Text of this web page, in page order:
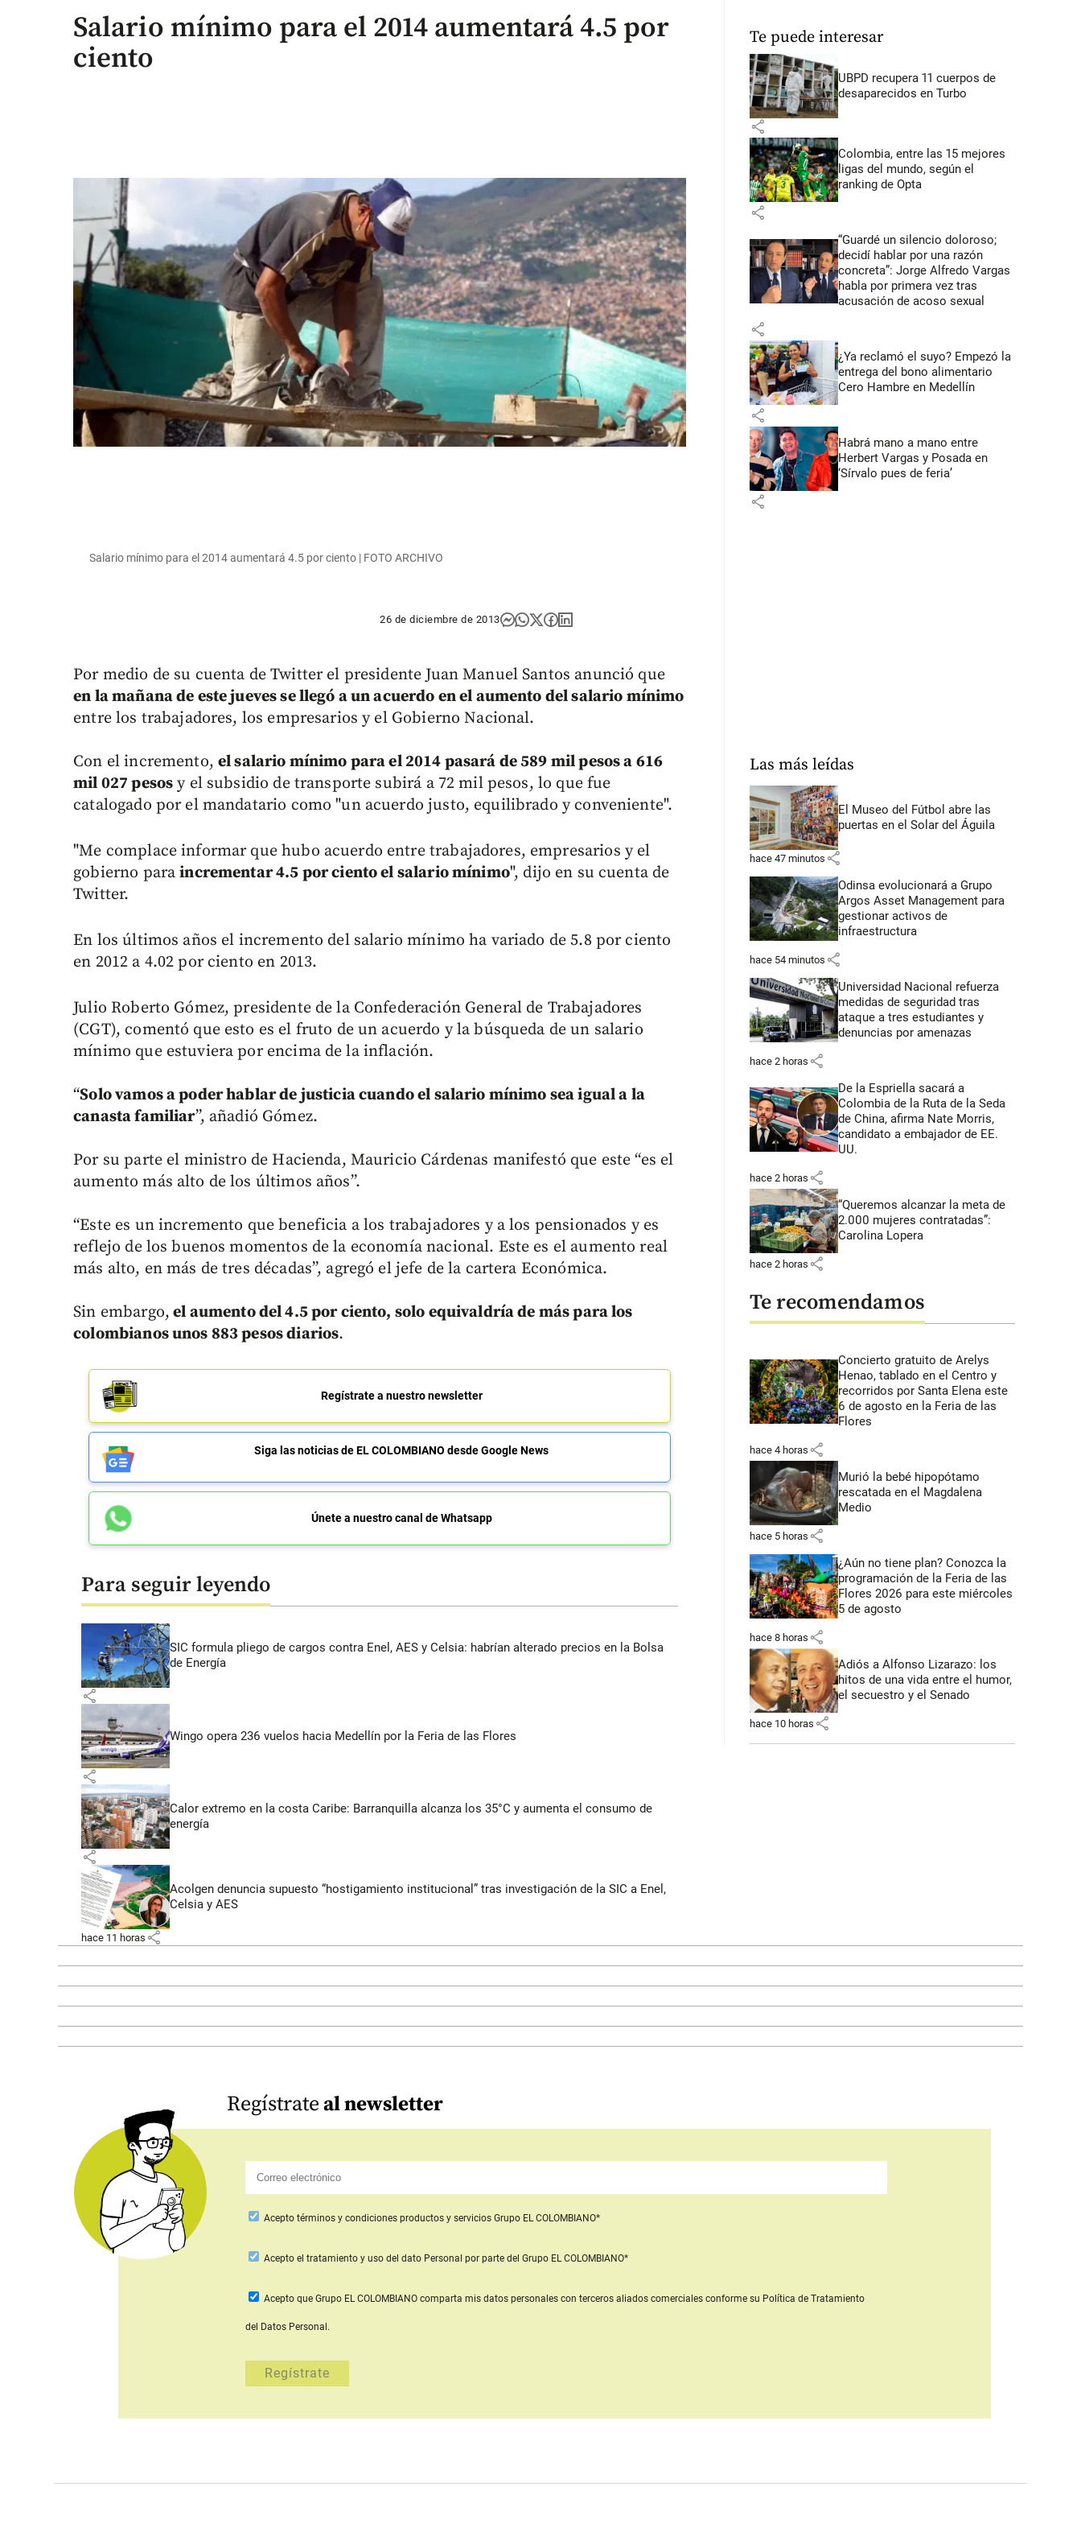
Salario mínimo para el 2014 aumentará 4.5 por
ciento
Salario mínimo para el 2014 aumentará 4.5 por ciento | FOTO ARCHIVO
26 de diciembre de 2013
Por medio de su cuenta de Twitter el presidente Juan Manuel Santos anunció que
en la mañana de este jueves se llegó a un acuerdo en el aumento del salario mínimo
entre los trabajadores, los empresarios y el Gobierno Nacional.
Con el incremento,el salario mínimo para el 2014 pasará de 589 mil pesos a 616
mil 027 pesos y el subsidio de transporte subirá a 72 mil pesos, lo que fue
catalogado por el mandatario como "un acuerdo justo, equilibrado y conveniente".
"Me complace informar que hubo acuerdo entre trabajadores, empresarios y el
gobierno paraincrementar 4.5 por ciento el salario mínimo", dijo en su cuenta de
Twitter.
En los últimos años el incremento del salario mínimo ha variado de 5.8 por ciento
en 2012 a 4.02 por ciento en 2013.
Julio Roberto Gómez, presidente de la Confederación General de Trabajadores
(CGT), comentó que esto es el fruto de un acuerdo y la búsqueda de un salario
mínimo que estuviera por encima de la inflación.
“Solo vamos a poder hablar de justicia cuando el salario mínimo sea igual a la
canasta familiar”, añadió Gómez.
Por su parte el ministro de Hacienda, Mauricio Cárdenas manifestó que este “es el
aumento más alto de los últimos años”.
“Este es un incremento que beneficia a los trabajadores y a los pensionados y es
reflejo de los buenos momentos de la economía nacional. Este es el aumento real
más alto, en más de tres décadas”, agregó el jefe de la cartera Económica.
Sin embargo, el aumento del 4.5 por ciento, solo equivaldría de más para los
colombianos unos 883 pesos diarios.
Regístrate a nuestro newsletter
Siga las noticias de EL COLOMBIANO desde Google News
Únete a nuestro canal de Whatsapp
Para seguir leyendo
SIC formula pliego de cargos contra Enel, AES y Celsia: habrían alterado precios en la Bolsa
de Energía
share
Wingo opera 236 vuelos hacia Medellín por la Feria de las Flores
share
Calor extremo en la costa Caribe: Barranquilla alcanza los 35°C y aumenta el consumo de
energía
share
Acolgen denuncia supuesto “hostigamiento institucional” tras investigación de la SIC a Enel,
Celsia y AES
hace 11 horas share
Te puede interesar
UBPD recupera 11 cuerpos de
desaparecidos en Turbo
share
Colombia, entre las 15 mejores
ligas del mundo, según el
ranking de Opta
share
“Guardé un silencio doloroso;
decidí hablar por una razón
concreta”: Jorge Alfredo Vargas
habla por primera vez tras
acusación de acoso sexual
share
¿Ya reclamó el suyo? Empezó la
entrega del bono alimentario
Cero Hambre en Medellín
share
Habrá mano a mano entre
Herbert Vargas y Posada en
‘Sírvalo pues de feria’
share
Las más leídas
El Museo del Fútbol abre las
puertas en el Solar del Águila
hace 47 minutos share
Odinsa evolucionará a Grupo
Argos Asset Management para
gestionar activos de
infraestructura
hace 54 minutos share
Universidad Nacional refuerza
medidas de seguridad tras
ataque a tres estudiantes y
denuncias por amenazas
hace 2 horas share
De la Espriella sacará a
Colombia de la Ruta de la Seda
de China, afirma Nate Morris,
candidato a embajador de EE.
UU.
hace 2 horas share
“Queremos alcanzar la meta de
2.000 mujeres contratadas”:
Carolina Lopera
hace 2 horas share
Te recomendamos
Concierto gratuito de Arelys
Henao, tablado en el Centro y
recorridos por Santa Elena este
6 de agosto en la Feria de las
Flores
hace 4 horas share
Murió la bebé hipopótamo
rescatada en el Magdalena
Medio
hace 5 horas share
¿Aún no tiene plan? Conozca la
programación de la Feria de las
Flores 2026 para este miércoles
5 de agosto
hace 8 horas share
Adiós a Alfonso Lizarazo: los
hitos de una vida entre el humor,
el secuestro y el Senado
hace 10 horas share
Regístrateal newsletter
Acepto términos y condiciones productos y servicios Grupo EL COLOMBIANO*
Aceptoel tratamiento y uso del dato Personal por parte del Grupo EL COLOMBIANO*
Acepto que Grupo EL COLOMBIANO comparta mis datos personales con terceros aliados comercialesconforme su Política de Tratamiento
del Datos Personal.